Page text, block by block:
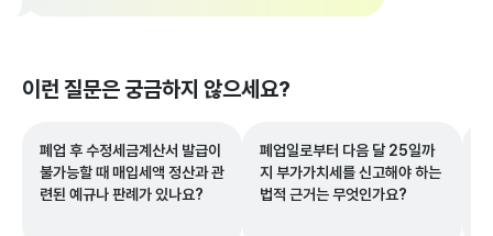
이런 질문은 궁금하지 않으세요?
폐업 후 수정세금계산서 발급이
불가능할 때 매입세액 정산과 관
련된 예규나 판례가 있나요?
폐업일로부터 다음 달 25일까
지 부가가치세를 신고해야 하는
법적 근거는 무엇인가요?